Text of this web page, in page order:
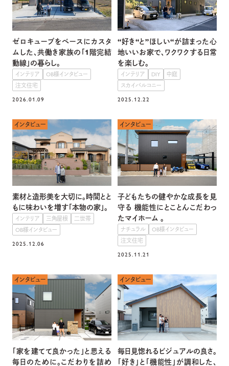
ゼロキューブをベースにカスタ
ムした、共働き家族の「1階完結
動線」の暮らし。
インテリア
OB様インタビュー
注文住宅
2026.01.09
“好き“と”ほしい“が詰まった心
地いいお家で、ワクワクする日常
を楽しむ。
インテリア DIY
中庭
スカイバルコニー
2025.12.22
インタビュー
素材と造形美を大切に。時間とと
もに味わいを増す「本物の家」。
インテリア 三角屋根
二世帯
OB様インタビュー
2025.12.06
インタビュー
子どもたちの健やかな成長を見
守る 機能性にとことんこだわっ
たマイホーム 。
ナチュラル
OB様インタビュー
注文住宅
2025.11.21
インタビュー
「家を建てて良かった」と思える
毎日のために。こだわりを詰め
インタビュー
毎日見惚れるビジュアルの良さ。
「好き」と「機能性」が調和した、